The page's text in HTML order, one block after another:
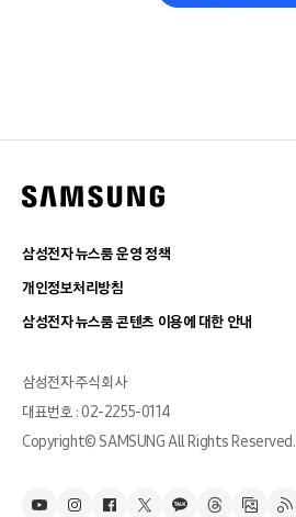
삼성전자 뉴스룸 운영 정책
개인정보처리방침
삼성전자 뉴스룸 콘텐츠 이용에 대한 안내
삼성전자 주식회사
대표번호 : 02-2255-0114
Copyright© SAMSUNG All Rights Reserved.